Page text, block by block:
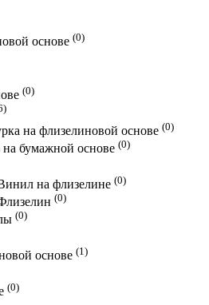
основе (0)
(0)
на флизелиновой основе (0)
бумажной основе (0)
на флизелине (0)
(0)
(0)
основе (1)
(0)